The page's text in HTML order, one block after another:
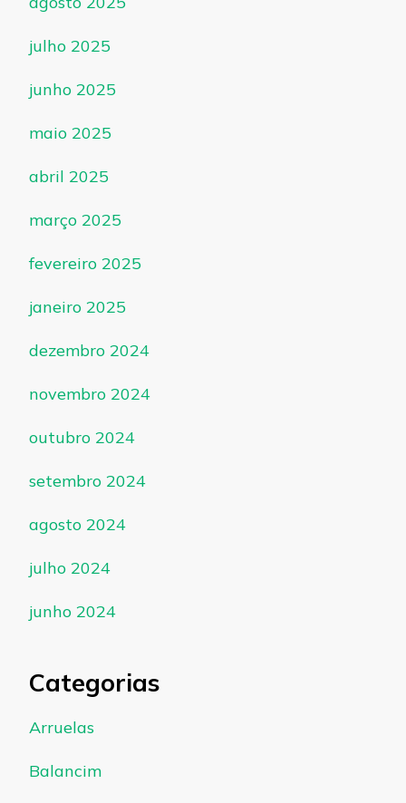
julho 2025
junho 2025
maio 2025
abril 2025
março 2025
fevereiro 2025
janeiro 2025
dezembro 2024
novembro 2024
outubro 2024
setembro 2024
agosto 2024
julho 2024
junho 2024
Categorias
Arruelas
Balancim